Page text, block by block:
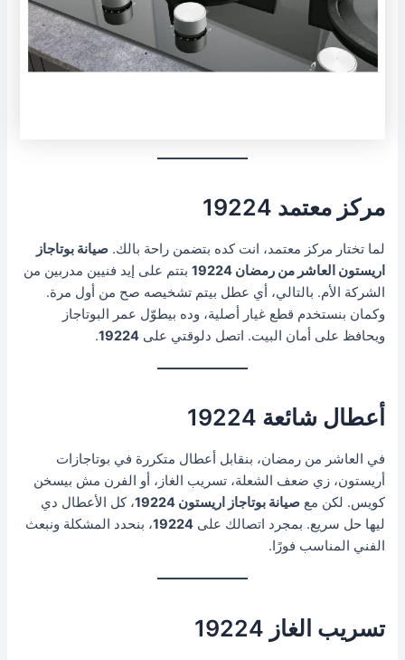
مركز معتمد 19224
لما تختار مركز معتمد، انت كده بتضمن راحة بالك.صيانة بوتاجاز
اريستون العاشر من رمضان 19224
بتتم على إيد فنيين مدربين من
الشركة الأم. بالتالي، أي عطل بيتم تشخيصه صح من أول مرة.
وكمان بنستخدم قطع غيار أصلية، وده بيطوّل عمر البوتاجاز
ويحافظ على أمان البيت. اتصل دلوقتي على19224
.
أعطال شائعة 19224
في العاشر من رمضان، بنقابل أعطال متكررة في بوتاجازات
أريستون، زي ضعف الشعلة، تسريب الغاز، أو الفرن مش بيسخن
كويس. لكن معصيانة بوتاجاز اريستون 19224
، كل الأعطال دي
ليها حل سريع. بمجرد اتصالك على19224، بنحدد المشكلة ونبعث
الفني المناسب فورًا.
تسريب الغاز 19224